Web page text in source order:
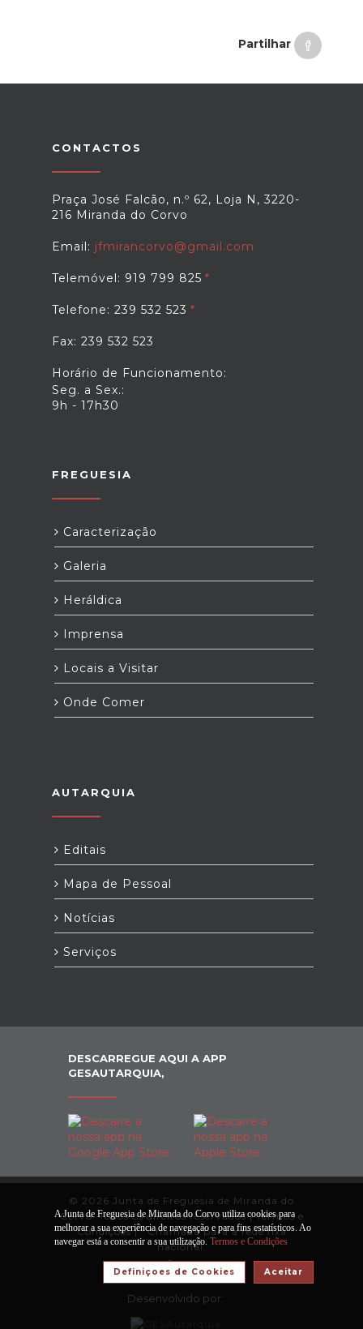
Partilhar
CONTACTOS
Praça José Falcão, n.º 62, Loja N, 3220-
216 Miranda do Corvo
Email: jfmirancorvo@gmail.com
Telemóvel: 919 799 825
Telefone: 239 532 523
Fax: 239 532 523
Horário de Funcionamento:
Seg. a Sex.:
9h - 17h30
FREGUESIA
Caracterização
Galeria
Heráldica
Imprensa
Locais a Visitar
Onde Comer
AUTARQUIA
Editais
Mapa de Pessoal
Notícias
Serviços
DESCARREGUE AQUI A APP
GESAUTARQUIA,
© 2026 Junta de Freguesia de Miranda do
Corvo. Todos os direitos reservados |Termos e
Condições|*Chamada para a rede fixa
nacional.
Desenvolvido por:
A Junta de Freguesia de Miranda do Corvo utiliza cookies para
melhorar a sua experiência de navegação e para fins estatísticos. Ao
navegar está a consentir a sua utilização. Termos e Condições
Aceitar
Definiçoes de Cookies